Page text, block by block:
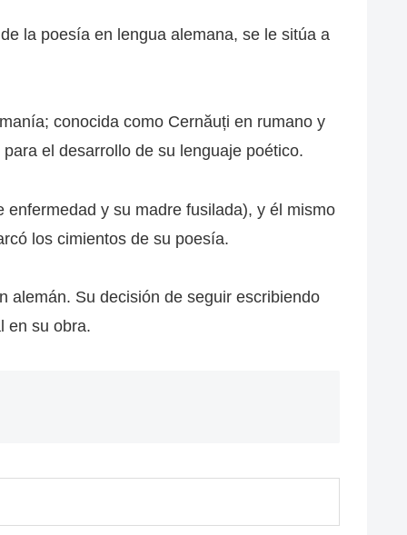
la poesía en lengua alemana, se le sitúa a
conocida como Cernăuți en rumano y
el desarrollo de su lenguaje poético.
y su madre fusilada), y él mismo
los cimientos de su poesía.
alemán. Su decisión de seguir escribiendo
en su obra.